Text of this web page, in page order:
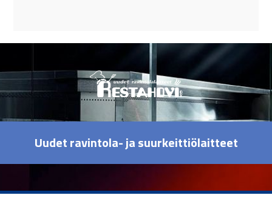
Uudet ravintola- ja suurkeittiölaitteet